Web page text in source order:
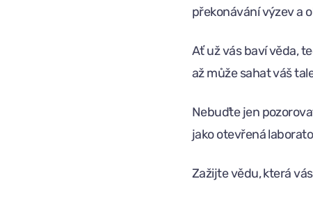
překonávání výzev a
Ať už vás baví věda,
až může sahat váš
Nebuďte jen
jako otevřená
Zažijte vědu, která